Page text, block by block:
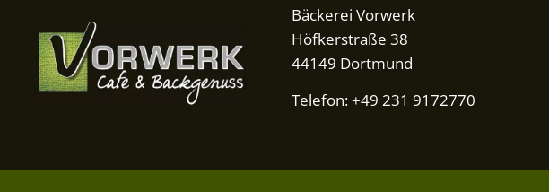
Bäckerei Vorwerk
Höfkerstraße 38
44149 Dortmund
Telefon: +49 231 9172770